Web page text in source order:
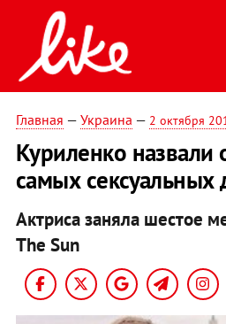
Главная — Украина — 2 октября
Куриленко назвали
самых
Актриса заняла шестое
The Sun